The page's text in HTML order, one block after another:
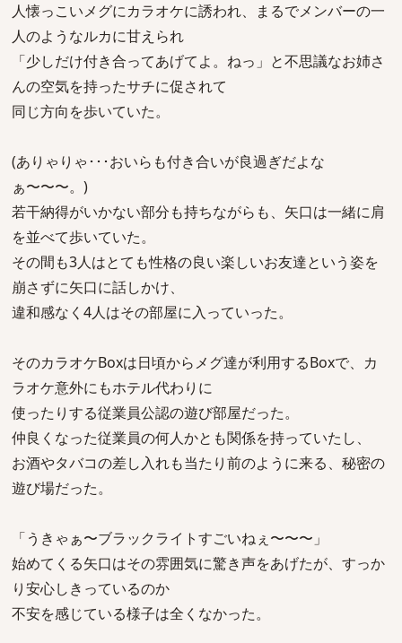
人懐っこいメグにカラオケに誘われ、まるでメンバーの一
人のようなルカに甘えられ
「少しだけ付き合ってあげてよ。ねっ」と不思議なお姉さ
んの空気を持ったサチに促されて
同じ方向を歩いていた。
(ありゃりゃ･･･おいらも付き合いが良過ぎだよな
ぁ〜〜〜。)
若干納得がいかない部分も持ちながらも、矢口は一緒に肩
を並べて歩いていた。
その間も3人はとても性格の良い楽しいお友達という姿を
崩さずに矢口に話しかけ、
違和感なく4人はその部屋に入っていった。
そのカラオケBoxは日頃からメグ達が利用するBoxで、カ
ラオケ意外にもホテル代わりに
使ったりする従業員公認の遊び部屋だった。
仲良くなった従業員の何人かとも関係を持っていたし、
お酒やタバコの差し入れも当たり前のように来る、秘密の
遊び場だった。
「うきゃぁ〜ブラックライトすごいねぇ〜〜〜」
始めてくる矢口はその雰囲気に驚き声をあげたが、すっか
り安心しきっているのか
不安を感じている様子は全くなかった。